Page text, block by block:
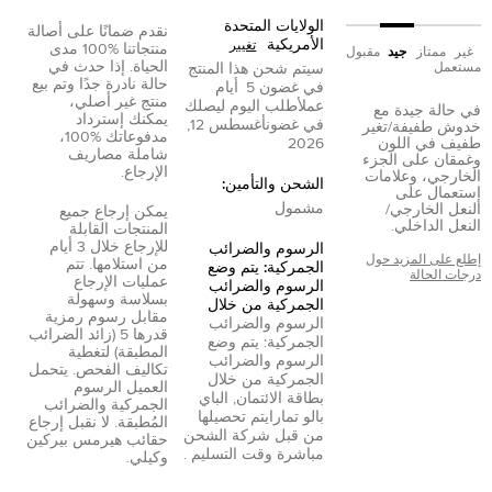
غير
مستعمل
ممتاز جيد مقبول
في حالة جيدة مع
خدوش طفيفة/تغير
طفيف في اللون
وغمقان على الجزء
الخارجي، وعلامات
إستعمال على
النعل الخارجي/
النعل الداخلي.
إطلع على المزيد حول
درجات الحالة
الولايات المتحدة
الأمريكية
تغيير
سيتم شحن هذا المنتج
في غضون 5
أيام
عملأطلب اليوم ليصلك
في غضون
أغسطس 12,
2026
الشحن والتأمين:
مشمول
الرسوم والضرائب
الجمركية: يتم وضع
الرسوم والضرائب
الجمركية من خلال
الرسوم والضرائب
الجمركية: يتم وضع
الرسوم والضرائب
الجمركية من خلال
بطاقة الائتمان,
الباي
بالو تمارا يتم تحصيلها
من قبل شركة الشحن
مباشرة وقت التسليم .
نقدم ضمانًا على أصالة
منتجاتنا %100 مدى
الحياة. إذا حدث في
حالة نادرة جدًا وتم بيع
منتج غير أصلي،
يمكنك إسترداد
مدفوعاتك %100،
شاملة مصاريف
الإرجاع.
يمكن إرجاع جميع
المنتجات القابلة
للإرجاع خلال 3 أيام
من استلامها. تتم
عمليات الإرجاع
بسلاسة وسهولة
مقابل رسوم رمزية
قدرها 5 (زائد الضرائب
المطبقة) لتغطية
تكاليف الفحص. يتحمل
العميل الرسوم
الجمركية والضرائب
المُطبقة. لا نقبل إرجاع
حقائب هيرمس بيركين
وكيلي.